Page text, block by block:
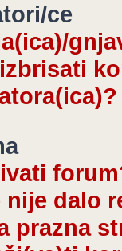
ce
dalo
prazna